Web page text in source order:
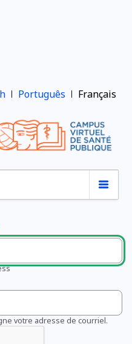
Português Français
votre adresse de courriel.